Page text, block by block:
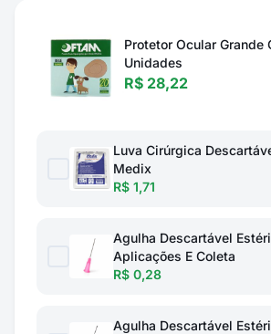
Protetor Ocular Grande
Unidades
R$ 28,22
Luva Cirúrgica
Medix
R$ 1,71
Agulha Descartável
Aplicações E Coleta
R$ 0,28
Agulha Descartável